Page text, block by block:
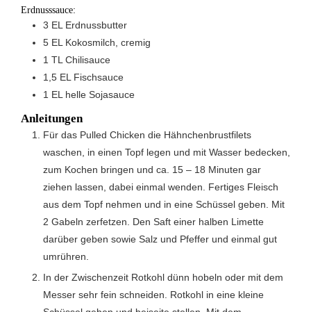
Erdnusssauce:
3 EL Erdnussbutter
5 EL Kokosmilch, cremig
1 TL Chilisauce
1,5 EL Fischsauce
1 EL helle Sojasauce
Anleitungen
Für das Pulled Chicken die Hähnchenbrustfilets
waschen, in einen Topf legen und mit Wasser bedecken,
zum Kochen bringen und ca. 15 – 18 Minuten gar
ziehen lassen, dabei einmal wenden. Fertiges Fleisch
aus dem Topf nehmen und in eine Schüssel geben. Mit
2 Gabeln zerfetzen. Den Saft einer halben Limette
darüber geben sowie Salz und Pfeffer und einmal gut
umrühren.
In der Zwischenzeit Rotkohl dünn hobeln oder mit dem
Messer sehr fein schneiden. Rotkohl in eine kleine